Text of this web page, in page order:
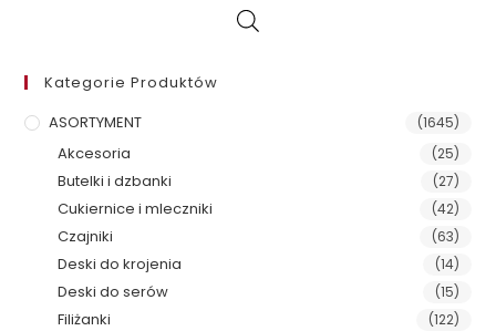
Kategorie Produktów
ASORTYMENT
(1645)
Akcesoria (25)
Butelki i dzbanki (27)
Cukiernice i mleczniki (42)
Czajniki (63)
Deski do krojenia (14)
Deski do serów (15)
Filiżanki (122)